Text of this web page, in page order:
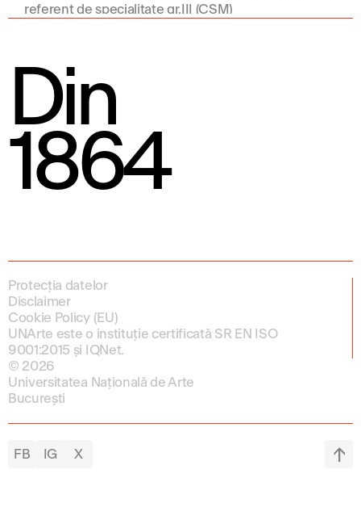
referent de specialitate gr.III (CSM)
Din
1864
Protecția datelor
Disclaimer
Cookie Policy (EU)
UNArte este o instituție certificată SR EN ISO
9001:2015 și IQNet.
© 2026
Universitatea Națională de Arte
București
FB IG X